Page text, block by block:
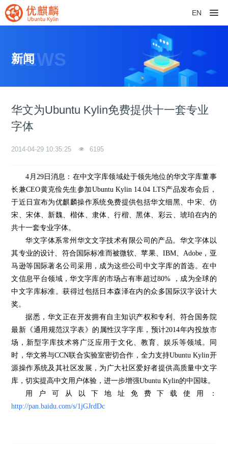
EN
NEWS
新闻
华文为Ubuntu Kylin免费提供十一套专业
字体
2014-04-29 10:35:25 6195
4 月 29日消息：在中文字库领域处于领先地位的华文字库董事
长兼CEO黄克俭先生参加Ubuntu Kylin 14.04 LTS产品发布会后，
于近日宣布为优麒麟操作系统免费提供包括华文细黑、中宋、仿
宋、宋体、新魏、楷体、隶体、行楷、黑体、彩云、琥珀在内的
共十一套专业字体。
华文字体系常州华文文字技术有限公司的产品。华文字体以
其专业的设计、符合国际标准而被微软、苹果、 IBM、Adobe ，亚
马逊等国际著名公司采用，成为这些公司中文字库的首选。在中
文信息平台领域，华文字库的市场占有率超过80%
，成为全球的
中文字库标准。获得过包括日本森泽在内的众多国际汉字设计大
奖。
据悉，华文正在开发拥有自主知识产权和专利、符合国务院
最新《通用规范汉字表》的属性汉字字库，预计2014年内投放市
场，新型字库技术将广泛应用于文化、教育、娱乐等领域。同
时，华文将与CCN联合实验室密切合作，全力支持Ubuntu Kylin开
源操作系统及其社区发展，为广大社区爱好者提供高质量中文字
库，切实提高中文用户体验，进一步增强Ubuntu Kylin的中国味。
用户可从以下地址免费下载使用：
http://pan.baidu.com/s/1jGJrdDc